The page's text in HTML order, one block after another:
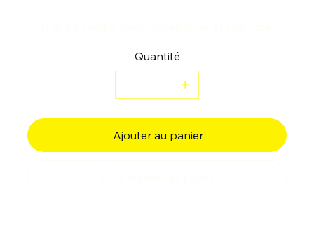
Quantité
Ajouter au panier